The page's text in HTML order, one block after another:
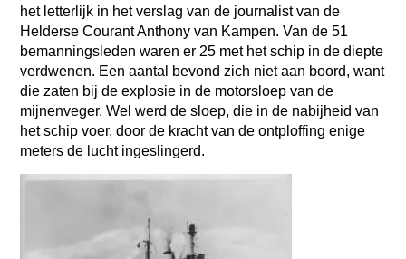
het letterlijk in het verslag van de journalist van de
Helderse Courant Anthony van Kampen. Van de 51
bemanningsleden waren er 25 met het schip in de diepte
verdwenen. Een aantal bevond zich niet aan boord, want
die zaten bij de explosie in de motorsloep van de
mijnenveger. Wel werd de sloep, die in de nabijheid van
het schip voer, door de kracht van de ontploffing enige
meters de lucht ingeslingerd.